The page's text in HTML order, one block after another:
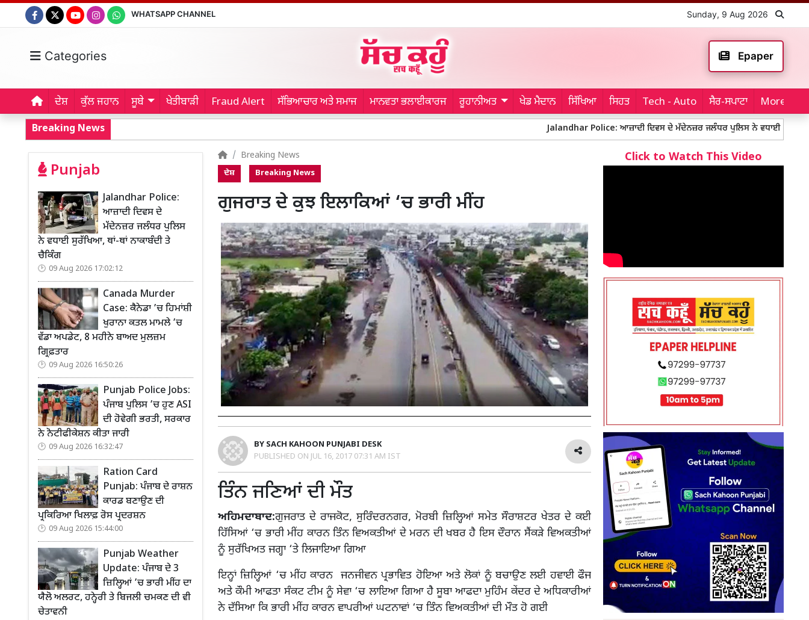
WHATSAPP CHANNEL Sunday, 9 Aug 2026
Categories Epaper
ਦੇਸ਼ ਕੁੱਲ ਜਹਾਨ ਸੂਬੇ ਖੇਤੀਬਾੜੀ Fraud Alert ਸੱਭਿਆਚਾਰ ਅਤੇ ਸਮਾਜ ਮਾਨਵਤਾ ਭਲਾਈਕਾਰਜ ਰੂਹਾਨੀਅਤ ਖੇਡ ਮੈਦਾਨ ਸਿੱਖਿਆ ਸਿਹਤ Tech - Auto ਸੈਰ-ਸਪਾਟਾ More...
Breaking News Jalandhar Police: ਆਜ਼ਾਦੀ ਦਿਵਸ ਦੇ ਮੱਦੇਨਜ਼ਰ ਜਲੰਧਰ ਪੁਲਿਸ ਨੇ ਵਧਾਈ ਸੁਰੱਖਿਆ, ਥਾਂ-ਥਾਂ
Punjab
Jalandhar Police:
ਆਜ਼ਾਦੀ ਦਿਵਸ ਦੇ
ਮੱਦੇਨਜ਼ਰ ਜਲੰਧਰ ਪੁਲਿਸ
ਨੇ ਵਧਾਈ ਸੁਰੱਖਿਆ, ਥਾਂ-ਥਾਂ ਨਾਕਾਬੰਦੀ ਤੇ
ਚੈਕਿੰਗ
09 Aug 2026 17:02:12
Canada Murder
Case: ਕੈਨੇਡਾ ’ਚ ਹਿਮਾਂਸ਼ੀ
ਖੁਰਾਨਾ ਕਤਲ ਮਾਮਲੇ ’ਚ
ਵੱਡਾ ਅਪਡੇਟ, 8 ਮਹੀਨੇ ਬਾਅਦ ਮੁਲਜ਼ਮ
ਗ੍ਰਿਫ਼ਤਾਰ
09 Aug 2026 16:50:26
Punjab Police Jobs:
ਪੰਜਾਬ ਪੁਲਿਸ ’ਚ ਹੁਣ ASI
ਦੀ ਹੋਵੇਗੀ ਭਰਤੀ, ਸਰਕਾਰ
ਨੇ ਨੋਟੀਫੀਕੇਸ਼ਨ ਕੀਤਾ ਜਾਰੀ
09 Aug 2026 16:32:47
Ration Card
Punjab: ਪੰਜਾਬ ਦੇ ਰਾਸ਼ਨ
ਕਾਰਡ ਬਣਾਉਣ ਦੀ
ਪ੍ਰਕਿਰਿਆ ਖਿਲਾਫ਼ ਰੋਸ ਪ੍ਰਦਰਸ਼ਨ
09 Aug 2026 15:44:00
Punjab Weather
Update: ਪੰਜਾਬ ਦੇ 3
ਜ਼ਿਲ੍ਹਿਆਂ ’ਚ ਭਾਰੀ ਮੀਂਹ ਦਾ
ਯੈਲੋ ਅਲਰਟ, ਹਨ੍ਹੇਰੀ ਤੇ ਬਿਜਲੀ ਚਮਕਣ ਦੀ ਵੀ
ਚੇਤਾਵਨੀ
Breaking News
ਦੇਸ਼ Breaking News
ਗੁਜਰਾਤ ਦੇ ਕੁਝ ਇਲਾਕਿਆਂ ‘ਚ ਭਾਰੀ ਮੀਂਹ
BY SACH KAHOON PUNJABI DESK
PUBLISHED ON JUL 16, 2017 07:31 AM IST
ਤਿੰਨ ਜਣਿਆਂ ਦੀ ਮੌਤ
ਅਹਿਮਦਾਬਾਦ:ਗੁਜਰਾਤ ਦੇ ਰਾਜਕੋਟ, ਸੁਰਿੰਦਰਨਗਰ, ਮੋਰਬੀ ਜ਼ਿਲ੍ਹਿਆਂ ਸਮੇਤ ਸੌਰਾਸ਼ਟਰ ਖੇਤਰ ਦੇ ਕਈ
ਹਿੱਸਿਆਂ ‘ਚ ਭਾਰੀ ਮੀਂਹ ਕਾਰਨ ਤਿੰਨ ਵਿਅਕਤੀਆਂ ਦੇ ਮਰਨ ਦੀ ਖਬਰ ਹੈ ਇਸ ਦੌਰਾਨ ਸੈਂਕੜੇ ਵਿਅਕਤੀਆਂ
ਨੂੰ ਸੁਰੱਖਿਅਤ ਜਗ੍ਹਾ ‘ਤੇ ਲਿਜਾਇਆ ਗਿਆ
ਇਨ੍ਹਾਂ ਜ਼ਿਲ੍ਹਿਆਂ ‘ਚ ਮੀਂਹ ਕਾਰਨ ਜਨਜੀਵਨ ਪ੍ਰਭਾਵਿਤ ਹੋਇਆ ਅਤੇ ਲੋਕਾਂ ਨੂੰ ਬਚਾਉਣ ਲਈ ਹਵਾਈ ਫੌਜ
ਅਤੇ ਕੌਮੀ ਆਫਤਾ ਸੰਕਟ ਟੀਮ ਨੂੰ ਸੇਵਾ ‘ਚ ਲਾਇਆ ਗਿਆ ਹੈ ਸੂਬਾ ਆਫਦਾ ਮੁਹਿੰਮ ਕੇਂਦਰ ਦੇ ਅਧਿਕਾਰੀਆਂ
ਨੇ ਦੱਸਿਆ ਕਿ ਭਾਰੀ ਮੀਂਹ ਕਾਰਨ ਵਾਪਰੀਆਂ ਘਟਨਾਵਾਂ ‘ਚ ਤਿੰਨ ਵਿਅਕਤੀਆਂ ਦੀ ਮੌਤ ਹੋ ਗਈ
Click to Watch This Video